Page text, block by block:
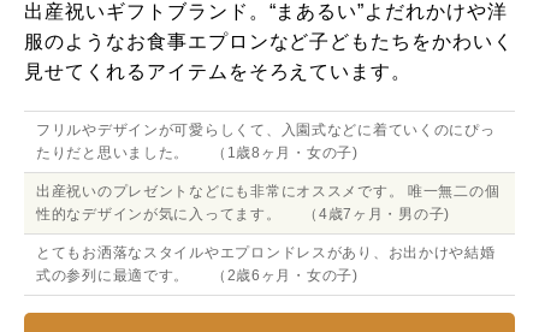
出産祝いギフトブランド。“まあるい”よだれかけや洋
服のようなお食事エプロンなど子どもたちをかわいく
見せてくれるアイテムをそろえています。
フリルやデザインが可愛らしくて、入園式などに着ていくのにぴっ
たりだと思いました。 （1歳8ヶ月・女の子)
出産祝いのプレゼントなどにも非常にオススメです。 唯一無二の個
性的なデザインが気に入ってます。 （4歳7ヶ月・男の子)
とてもお洒落なスタイルやエプロンドレスがあり、お出かけや結婚
式の参列に最適です。 （2歳6ヶ月・女の子)